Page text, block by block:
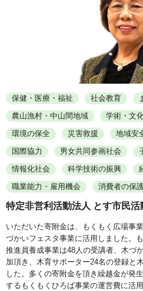
保健・医療・福祉 社会教育
農山漁村・中山間地域
学術・文
環境の保全
災害救援 地域安
国際協力
男女共同参画社会
情報化社会
科学技術の振興
職業能力・雇用機会
消費者の保
特定非営利活動法人 とす市民活
いただいた寄附金は、もくもく広場事
づかいフェスタ事業に活用しました。
推進員養成事業は48人の受講者、木づ
加頂き、木育サポーター24名の登録と
した。多くの寄附金を頂き繰越金が発
するもくもくひろば事業の運営費に活